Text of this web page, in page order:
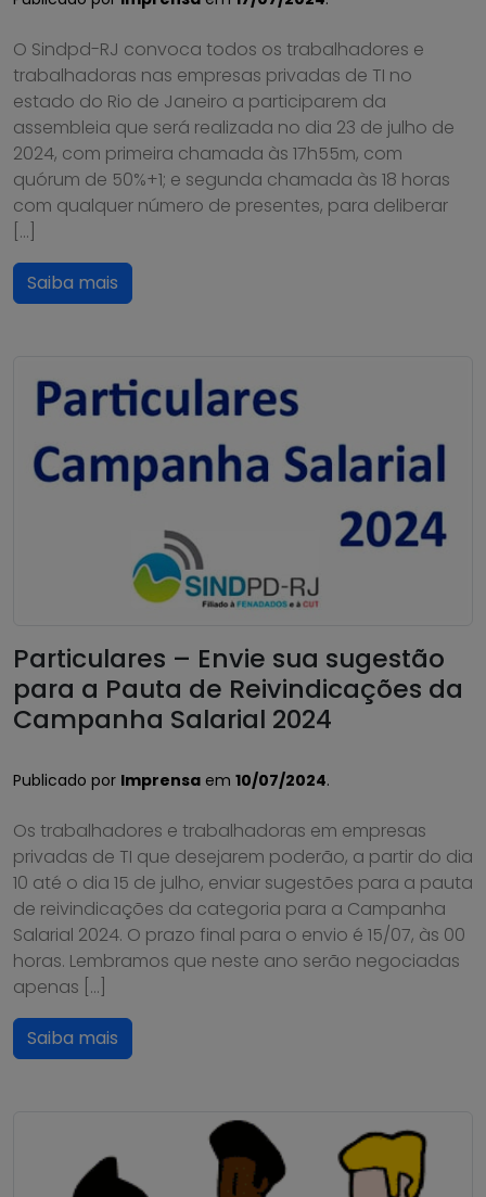
O Sindpd-RJ convoca todos os trabalhadores e
trabalhadoras nas empresas privadas de TI no
estado do Rio de Janeiro a participarem da
assembleia que será realizada no dia 23 de julho de
2024, com primeira chamada às 17h55m, com
quórum de 50%+1; e segunda chamada às 18 horas
com qualquer número de presentes, para deliberar
[…]
Saiba mais
Particulares – Envie sua sugestão
para a Pauta de Reivindicações da
Campanha Salarial 2024
Publicado por Imprensa em 10/07/2024.
Os trabalhadores e trabalhadoras em empresas
privadas de TI que desejarem poderão, a partir do dia
10 até o dia 15 de julho, enviar sugestões para a pauta
de reivindicações da categoria para a Campanha
Salarial 2024. O prazo final para o envio é 15/07, às 00
horas. Lembramos que neste ano serão negociadas
apenas […]
Saiba mais